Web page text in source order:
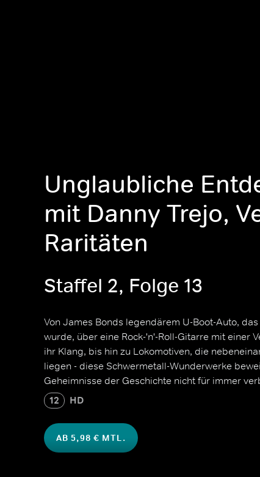
Unglaubliche
mit Danny Trejo,
Raritäten
Staffel 2, Folge 13
Von James Bonds legendärem U-Boot-Auto,
wurde, über eine Rock-'n'-Roll-Gitarre mit einer
ihr Klang, bis hin zu Lokomotiven, die
liegen - diese Schwermetall-Wunderwerke
Geheimnisse der Geschichte nicht für immer
12 HD
AB 5,98 € MTL.